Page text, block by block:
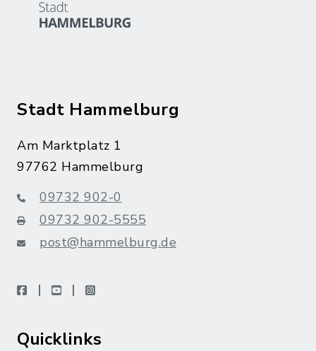
Stadt Hammelburg
Am Marktplatz 1
97762 Hammelburg
09732 902-0
09732 902-5555
post@hammelburg.de
facebookyoutubeinstagram
Quicklinks